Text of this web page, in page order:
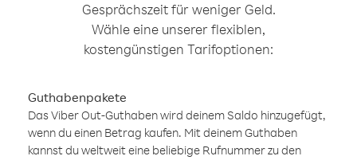
Gesprächszeit für weniger Geld.
Wähle eine unserer flexiblen,
kostengünstigen Tarifoptionen:
Guthabenpakete
Das Viber Out-Guthaben wird deinem Saldo hinzugefügt,
wenn du einen Betrag kaufen. Mit deinem Guthaben
kannst du weltweit eine beliebige Rufnummer zu den